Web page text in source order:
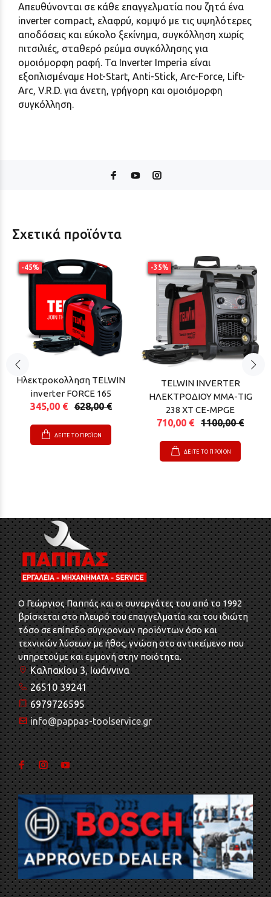
Απευθύνονται σε κάθε επαγγελματία που ζητά ένα
inverter compact, ελαφρύ, κομψό με τις υψηλότερες
αποδόσεις και εύκολο ξεκίνημα, συγκόλληση χωρίς
πιτσιλιές, σταθερό ρεύμα συγκόλλησης για
ομοιόμορφη ραφή. Τα Inverter Imperia είναι
εξοπλισμέναμε Hot-Start, Anti-Stick, Arc-Force, Lift-
Arc, V.R.D. για άνετη, γρήγορη και ομοιόμορφη
συγκόλληση.
Σχετικά προϊόντα
-45%
Ηλεκτροκολληση TELWIN
inverter FORCE 165
345,00 € 628,00 €
ΔΕΙΤΕ ΤΟ ΠΡΟΪΟΝ
-35%
TELWIN INVERTER
ΗΛΕΚΤΡΟΔΙΟΥ ΜΜΑ-ΤΙG
238 ΧΤ CE-MPGE
710,00 € 1100,00 €
ΔΕΙΤΕ ΤΟ ΠΡΟΪΟΝ
O Γεώργιος Παππάς και οι συνεργάτες του από το 1992
βρίσκεται στο πλευρό του επαγγελματία και του ιδιώτη
τόσο σε επίπεδο σύγχρονων προϊόντων όσο και
τεχνικών λύσεων με ήθος, γνώση στο αντικείμενο που
υπηρετούμε και εμμονή στην ποιότητα.
Καλπακίου 3, Ιωάννινα
26510 39241
6979726595
info@pappas-toolservice.gr